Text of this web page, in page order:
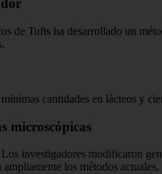
de Tufts ha desarrollado un
cantidades en lácteos y
microscópicas
investigadores modificaron
los métodos